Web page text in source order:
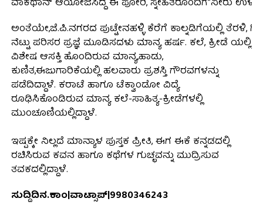
ವಾಕಥಾನ್ ಆಯೋಜಿಸಿದ್ದ ಈ ಪೋರಿ, ಸ್ನೇಹಿತರೊಂದಿಗೆ”ನೀರು
ಅಂತೆಯೇ,ಜೆ.ಪಿ.ನಗರದ ಪುಟ್ಟೇನಹಳ್ಳಿ ಕೆರೆಗೆ ಕಾಲ್ನಡಿಗೆಯಲ್ಲಿ ತೆರಳಿ,
ನೆಟ್ಟು ಪರಿಸರ ಪ್ರಜ್ಞೆ ಮೂಡಿಸದಳು ಮಾನ್ಯ ಹರ್ಷ. ಕಲೆ, ಕ್ರೀಡೆ ಯಲ್ಲಿ
ವಿಶೇಷ ಆಸಕ್ತಿ ಹೊಂದಿರುವ ಮಾನ್ಯ,ಹಾಡು,
ಕುಣಿತ,ಈಜುಗಾರಿಕೆಯಲ್ಲಿ ಹಲವಾರು ಪ್ರಶಸ್ತಿ ಗೌರವಗಳನ್ನು
ಪಡೆದಿದ್ದಾಳೆ. ಕರಾಟೆ ಹಾಗೂ ಟೆಕ್ವಾಂಡೋ ವಿದ್ಯೆ
ರೂಢಿಸಿಕೊಂಡಿರುವ ಮಾನ್ಯ ಕಲೆ-ಸಾಹಿತ್ಯ-ಕ್ರೀಡೆಗಳಲ್ಲಿ
ಮುಂಚೂಣಿಯಲ್ಲಿದ್ದಾಳೆ.
ಇಷ್ಪಕ್ಕೇ ನಿಲ್ಲದೆ ಮಾನ್ಯಾಳ ಪುಸ್ತಕ ಪ್ರೀತಿ, ಈಗ ಈಕೆ ಕನ್ನಡದಲ್ಲಿ
ರಚಿಸಿರುವ ಕವನ ಹಾಗೂ ಕಥೆಗಳ ಗುಚ್ಛವನ್ನು ಮುದ್ರಿಸುವ
ತವಕದಲ್ಲಿದ್ದಾಳೆ.
ಸುದ್ದಿದಿನ.ಕಾಂ|ವಾಟ್ಸಾಪ್|9980346243